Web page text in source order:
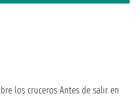
los cruceros Antes de salir en